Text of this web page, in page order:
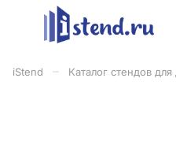
iStend Каталог стендов